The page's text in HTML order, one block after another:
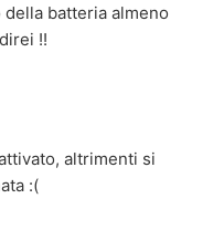
batteria almeno
!!
altrimenti si
:(